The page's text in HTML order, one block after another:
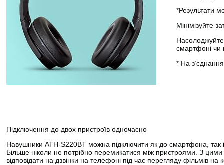
*Результати
Мінімізуйте
смартфоні чи
* На
Підключення до двох пристроїв одночасно
Навушники ATH-S220BT можна підключити як до смартфона, так
Більше ніколи не потрібно перемикатися між пристроями. З
відповідати на дзвінки на телефоні під час перегляду фільмів на